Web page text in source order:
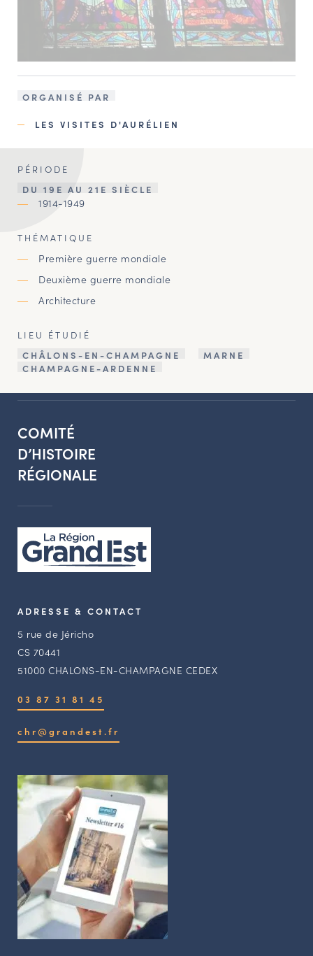
ORGANISÉ PAR
LES VISITES D'AURÉLIEN
PÉRIODE
DU 19E AU 21E SIÈCLE
1914-1949
THÉMATIQUE
Première guerre mondiale
Deuxième guerre mondiale
Architecture
LIEU ÉTUDIÉ
CHÂLONS-EN-CHAMPAGNE
MARNE
CHAMPAGNE-ARDENNE
COMITÉ
D’HISTOIRE
RÉGIONALE
ADRESSE & CONTACT
5 rue de Jéricho
CS 70441
51000 CHALONS-EN-CHAMPAGNE CEDEX
03 87 31 81 45
chr@grandest.fr